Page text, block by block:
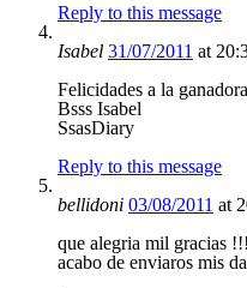
Reply to this message
Isabel 31/07/2011 at
Felicidades a la
Bsss Isabel
SsasDiary
Reply to this message
bellidoni 03/08/2011 at
que alegria mil gracias !!!
acabo de enviaros mis